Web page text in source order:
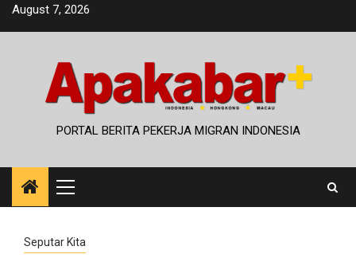
SkipAugust 7, 2026
PORTAL BERITA PEKERJA MIGRAN INDONESIA
Primary
Menu
Seputar Kita